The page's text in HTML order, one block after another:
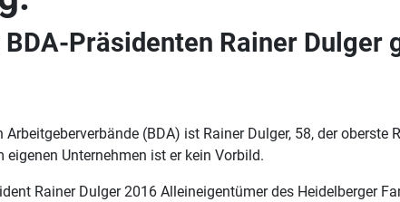
Präsidenten Rainer
(BDA) ist Rainer Dulger, 58, der oberste
eigenen Unternehmen ist er kein Vorbild.
Rainer Dulger 2016 Alleineigentümer des Heidelberger